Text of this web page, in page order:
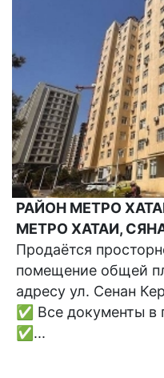
РАЙОН МЕТРО
МЕТРО ХАТАИ,
Продаётся
помещение общей
адресу ул. Сенан
✅ Все документы в
✅...